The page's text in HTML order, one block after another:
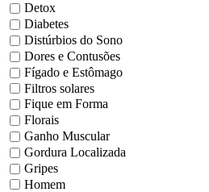
Detox
Diabetes
Distúrbios do Sono
Dores e Contusões
Fígado e Estômago
Filtros solares
Fique em Forma
Florais
Ganho Muscular
Gordura Localizada
Gripes
Homem